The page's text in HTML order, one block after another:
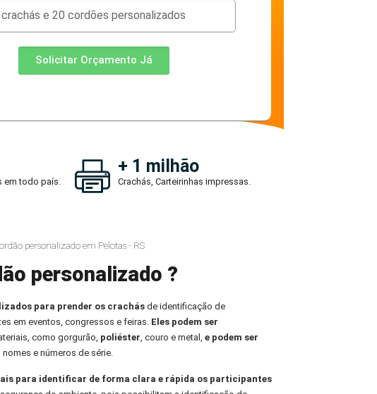
Solicitar Orçamento Já
em todo país.
+ 1 milhão
Crachás, Carteirinhas impressas.
personalizado em Pelotas - RS
personalizado ?
para prender os crachásde identificação de
em eventos, congressos e feiras. Eles podem ser
como gorgurão, poliéster, couro e metal, e podem ser
nomes e números de série.
para identificar de forma clara e rápida os participantes